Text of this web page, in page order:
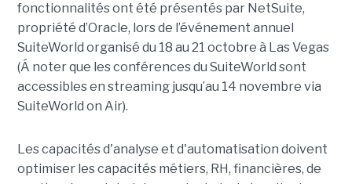
fonctionnalités ont été présentés par NetSuite,
propriété d’Oracle, lors de l’événement annuel
SuiteWorld organisé du 18 au 21 octobre à Las Vegas
(Á noter que les conférences du SuiteWorld sont
accessibles en streaming jusqu’au 14 novembre via
SuiteWorld on Air).
Les capacités d'analyse et d'automatisation doivent
optimiser les capacités métiers, RH, financières, de